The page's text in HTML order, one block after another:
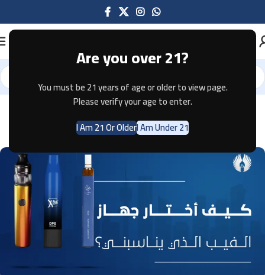
Are you over 21?
You must be 21 years of age or older to view page.
Please verify your age to enter.
I Am 21 Or OlderI Am Under 21
DISPOSABLE VAPES,ONLINE VAPE SHOP,VAPES
كيف أختار جهاز الفيب الذي يناسبني؟
EMPIRE Digital SolutionsOn March 27, 2024